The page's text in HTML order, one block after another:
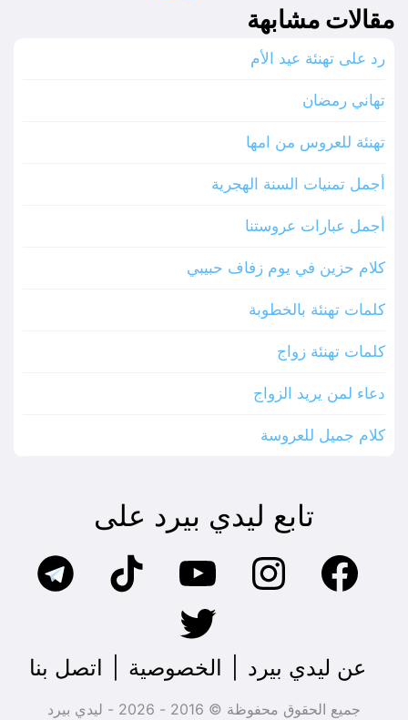
مقالات مشابهة
رد على تهنئة عيد الأم
تهاني رمضان
تهنئة للعروس من امها
أجمل تمنيات السنة الهجرية
أجمل عبارات عروستنا
كلام حزين في يوم زفاف حبيبي
كلمات تهنئة بالخطوبة
كلمات تهنئة زواج
دعاء لمن يريد الزواج
كلام جميل للعروسة
تابع ليدي بيرد على
عن ليدي بيرد الخصوصية اتصل بنا
جميع الحقوق محفوظة © 2016 - 2026 - ليدي بيرد